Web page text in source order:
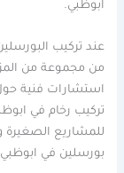
ابوظبي.
عند تركيب
من مجموعة من
استشارات فنية حول
تركيب رخام في
للمشاريع الصغيرة
بورسلين في